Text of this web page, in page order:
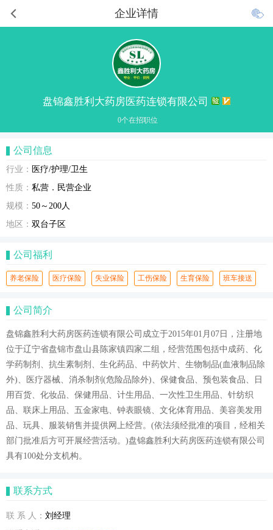
企业详情
盘锦鑫胜利大药房医药连锁有限公司
0个在招职位
公司信息
行业： 医疗/护理/卫生
性质： 私营．民营企业
规模： 50～200人
地区： 双台子区
公司福利
养老保险 医疗保险 失业保险 工伤保险 生育保险 班车接送
公司简介
盘锦鑫胜利大药房医药连锁有限公司成立于2015年01月07日，注册地
位于辽宁省盘锦市盘山县陈家镇四家二组，经营范围包括中成药、化
学药制剂、抗生素制剂、生化药品、中药饮片、生物制品(血液制品除
外)、医疗器械、消杀制剂(危险品除外)、保健食品、预包装食品、日
用百货、化妆品、保健用品、计生用品、一次性卫生用品、针纺织
品、联床上用品、五金家电、钟表眼镜、文化体育用品、美容美发用
品、玩具、服装销售并提供网上经营。(依法须经批准的项目，经相关
部门批准后方可开展经营活动。)盘锦鑫胜利大药房医药连锁有限公司
具有100处分支机构。
联系方式
联 系 人： 刘经理